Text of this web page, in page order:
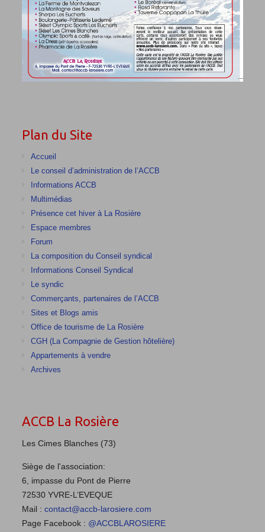
Plan du Site
Accueil
Le conseil d’administration de l’ACCB
Informations ACCB
Multimédias
Présence cet hiver à La Rosière
Espace membres
Forum
La composition du Conseil syndical
Informations Conseil Syndical
Le syndic
Commerçants, partenaires de l’ACCB
Sites et Blogs amis
Office de tourisme de La Rosière
CGH (La Compagnie de Gestion hôtelière)
Appartements à vendre
Archives
ACCB La Rosière
Les Cimes Blanches (73)
Siège de l'association:
6, impasse du Pont de Pierre
72530 YVRE-L’EVEQUE
Mail : contact@accb-larosiere.com
Page Facebook : @ACCBLAROSIERE